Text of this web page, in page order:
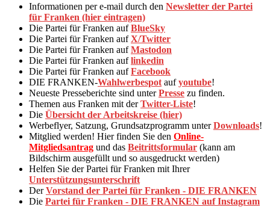
Informationen per e-mail durch den Newsletter der Partei
für Franken (hier eintragen)
Die Partei für Franken aufBlueSky
Die Partei für Franken aufX/Twitter
Die Partei für Franken aufMastodon
Die Partei für Franken auflinkedin
Die Partei für Franken aufFacebook
DIE FRANKEN-Wahlwerbespot aufyoutube!
Neueste Presseberichte sind unterPresse zu finden.
Themen aus Franken mit derTwitter-Liste!
Die Übersicht der Arbeitskreise (hier)
Werbeflyer, Satzung, Grundsatzprogramm unterDownloads!
Mitglied werden! Hier finden Sie den Online-
Mitgliedsantrag und das Beitrittsformular (kann am
Bildschirm ausgefüllt und so ausgedruckt werden)
Helfen Sie der Partei für Franken mit Ihrer
Unterstützungsunterschrift
DerVorstand der Partei für Franken - DIE FRANKEN
Die Partei für Franken - DIE FRANKEN auf Instagram